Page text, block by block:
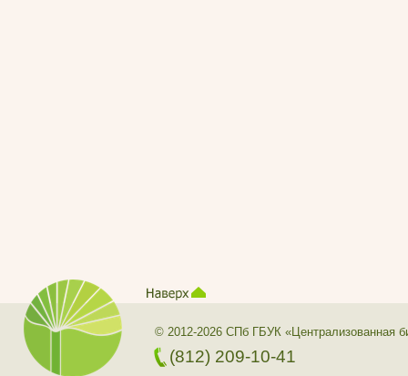
© 2012-2026 СПб ГБУК «Централизованная
(812) 209-10-41